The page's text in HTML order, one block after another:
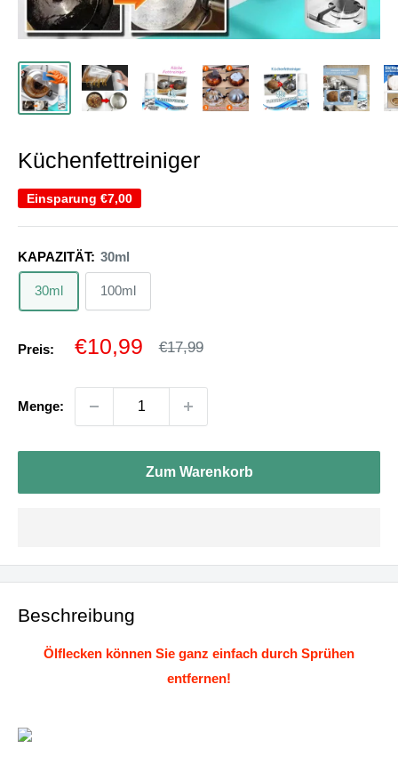
Küchenfettreiniger
Einsparung €7,00
KAPAZITÄT: 30ml
30ml 100ml
Preis: Sonderpreis
€10,99 Normalpreis
€17,99
Menge:
Zum Warenkorb
Beschreibung
Ölflecken können Sie ganz einfach durch Sprühen
entfernen!